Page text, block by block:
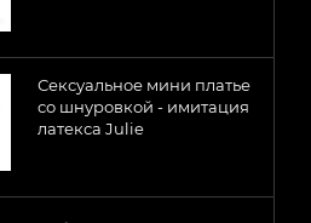
Сексуальное мини платье
со шнуровкой - имитация
латекса Julie